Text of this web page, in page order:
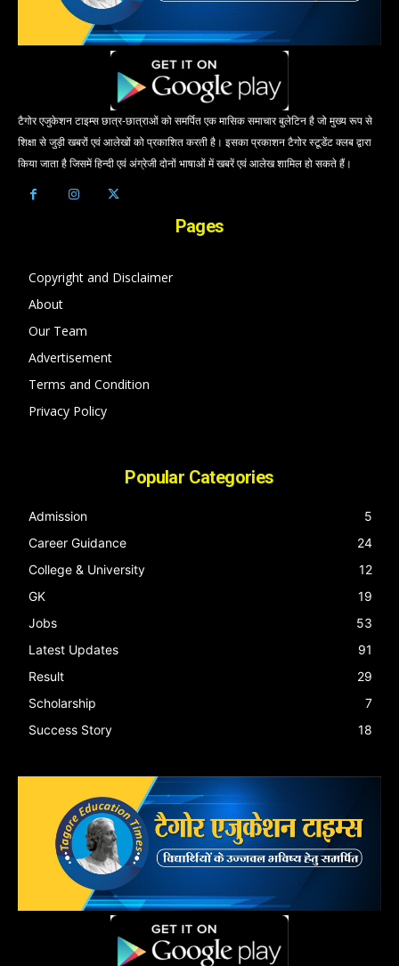
टैगोर एजुकेशन टाइम्स छात्र-छात्राओं को समर्पित एक मासिक समाचार बुलेटिन है जो मुख्य रूप से
शिक्षा से जुड़ी खबरों एवं आलेखों को प्रकाशित करती है। इसका प्रकाशन टैगोर स्टूडेंट क्लब द्वारा
किया जाता है जिसमें हिन्दी एवं अंग्रेजी दोनों भाषाओं में खबरें एवं आलेख शामिल हो सकते हैं।
Pages
Copyright and Disclaimer
About
Our Team
Advertisement
Terms and Condition
Privacy Policy
Popular Categories
Admission
5
Career Guidance
24
College & University
12
GK
19
Jobs
53
Latest Updates
91
Result
29
Scholarship
7
Success Story
18